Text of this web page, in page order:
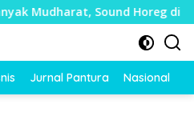
Sound Horeg di
Jurnal Pantura Nasional